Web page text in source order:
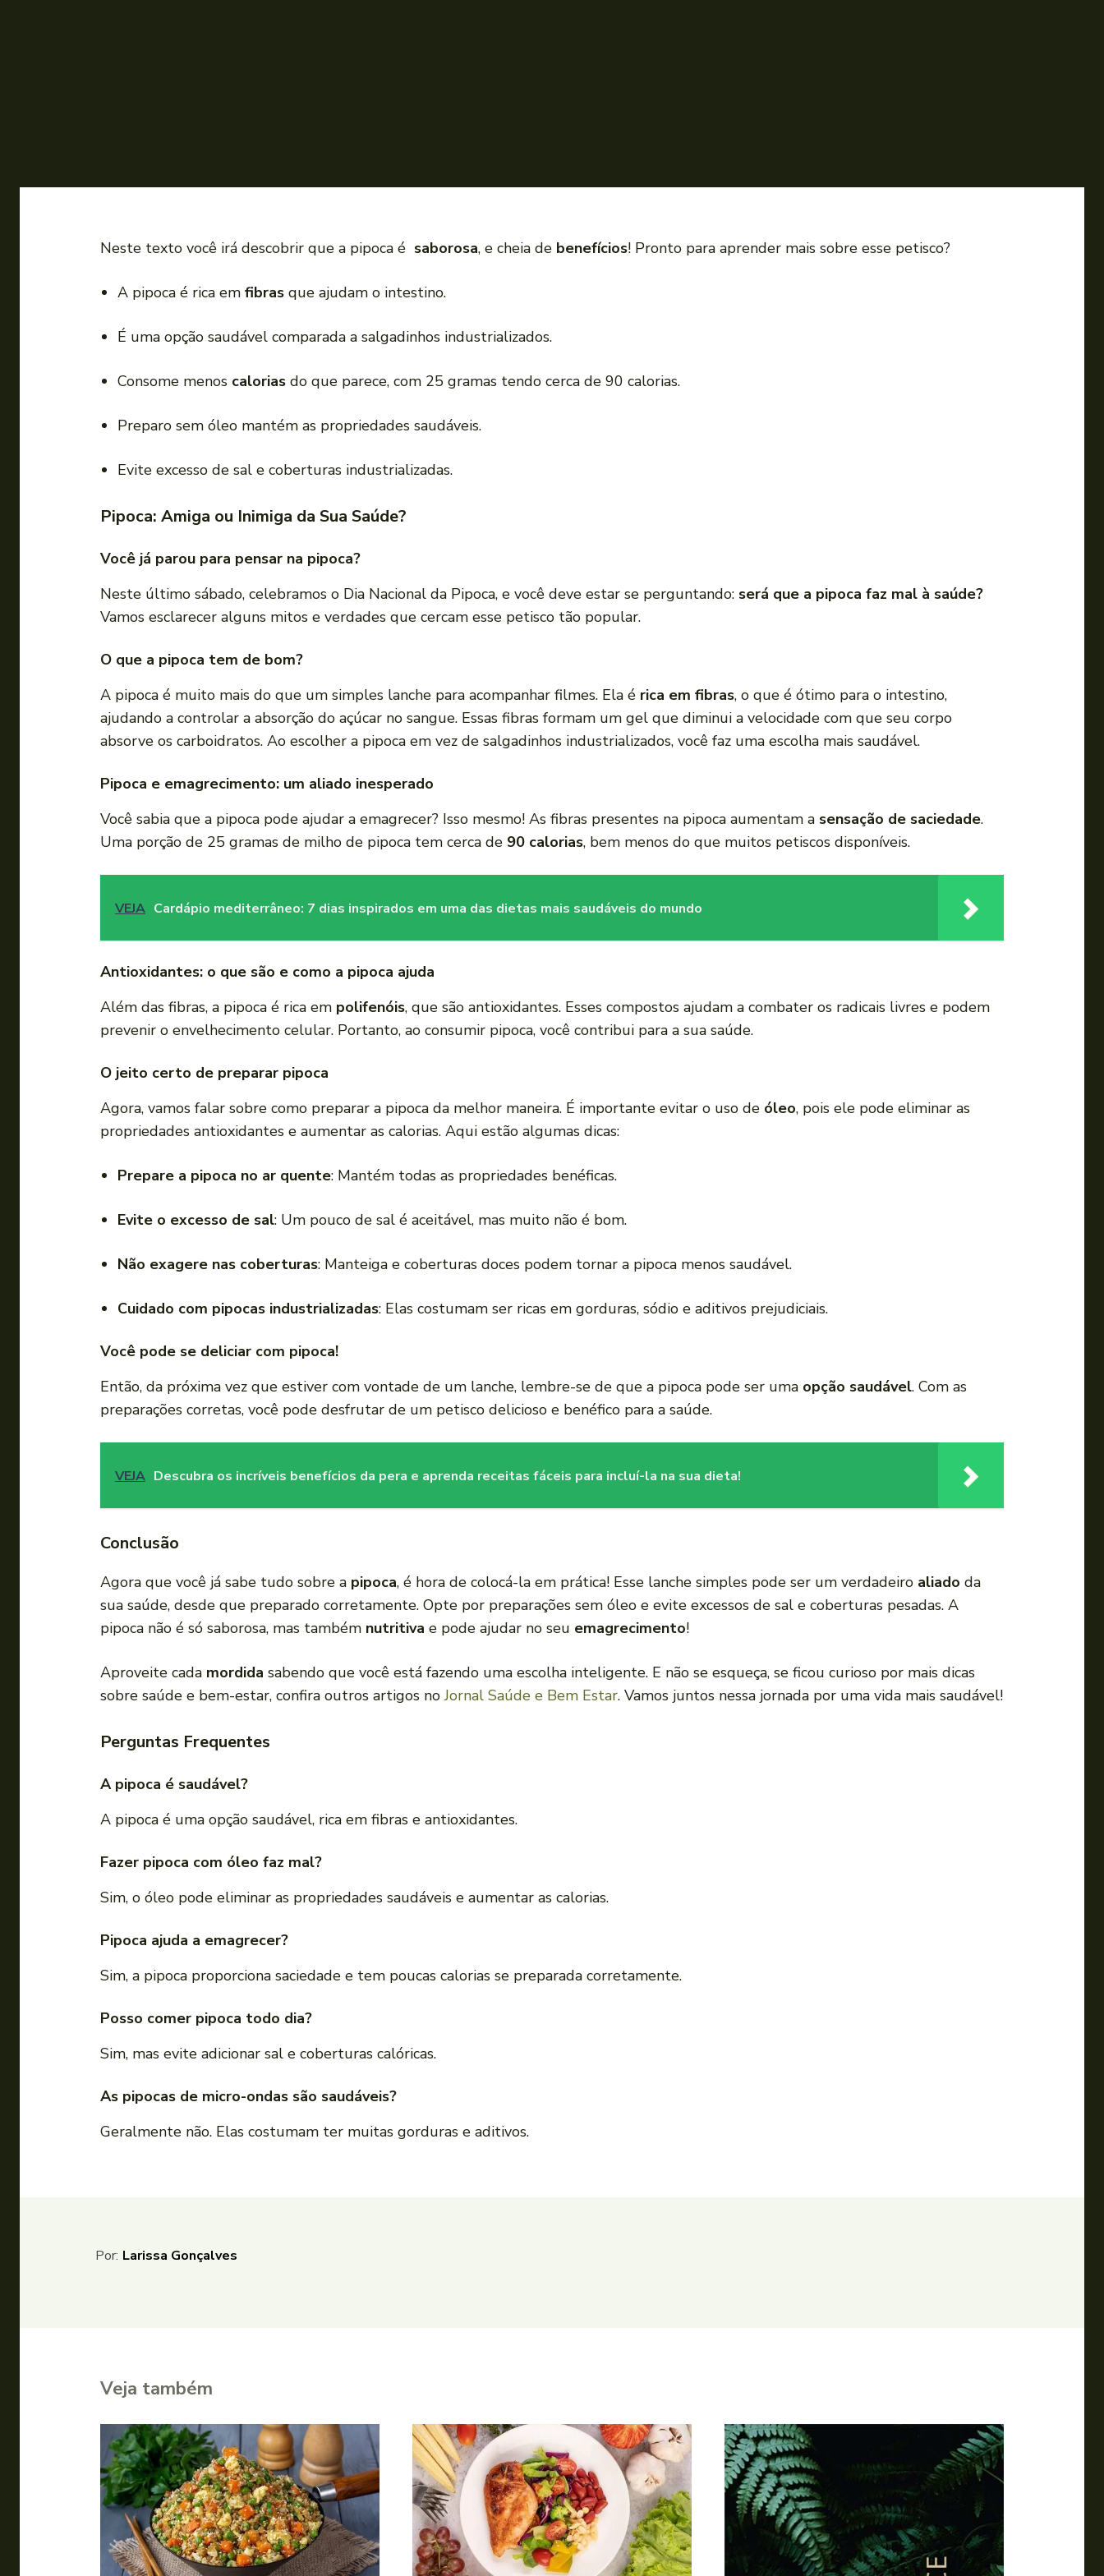
Neste texto você irá descobrir que a pipoca é saborosa, e cheia de benefícios! Pronto para aprender mais sobre esse petisco?
A pipoca é rica em fibras que ajudam o intestino.
É uma opção saudável comparada a salgadinhos industrializados.
Consome menos calorias do que parece, com 25 gramas tendo cerca de 90 calorias.
Preparo sem óleo mantém as propriedades saudáveis.
Evite excesso de sal e coberturas industrializadas.
Pipoca: Amiga ou Inimiga da Sua Saúde?
Você já parou para pensar na pipoca?
Neste último sábado, celebramos o Dia Nacional da Pipoca, e você deve estar se perguntando: será que a pipoca faz mal à saúde?
Vamos esclarecer alguns mitos e verdades que cercam esse petisco tão popular.
O que a pipoca tem de bom?
A pipoca é muito mais do que um simples lanche para acompanhar filmes. Ela é rica em fibras, o que é ótimo para o intestino,
ajudando a controlar a absorção do açúcar no sangue. Essas fibras formam um gel que diminui a velocidade com que seu corpo
absorve os carboidratos. Ao escolher a pipoca em vez de salgadinhos industrializados, você faz uma escolha mais saudável.
Pipoca e emagrecimento: um aliado inesperado
Você sabia que a pipoca pode ajudar a emagrecer? Isso mesmo! As fibras presentes na pipoca aumentam a sensação de saciedade.
Uma porção de 25 gramas de milho de pipoca tem cerca de 90 calorias, bem menos do que muitos petiscos disponíveis.
VEJA Cardápio mediterrâneo: 7 dias inspirados em uma das dietas mais saudáveis do mundo
Antioxidantes: o que são e como a pipoca ajuda
Além das fibras, a pipoca é rica em polifenóis, que são antioxidantes. Esses compostos ajudam a combater os radicais livres e podem
prevenir o envelhecimento celular. Portanto, ao consumir pipoca, você contribui para a sua saúde.
O jeito certo de preparar pipoca
Agora, vamos falar sobre como preparar a pipoca da melhor maneira. É importante evitar o uso de óleo, pois ele pode eliminar as
propriedades antioxidantes e aumentar as calorias. Aqui estão algumas dicas:
Prepare a pipoca no ar quente: Mantém todas as propriedades benéficas.
Evite o excesso de sal: Um pouco de sal é aceitável, mas muito não é bom.
Não exagere nas coberturas: Manteiga e coberturas doces podem tornar a pipoca menos saudável.
Cuidado com pipocas industrializadas: Elas costumam ser ricas em gorduras, sódio e aditivos prejudiciais.
Você pode se deliciar com pipoca!
Então, da próxima vez que estiver com vontade de um lanche, lembre-se de que a pipoca pode ser uma opção saudável. Com as
preparações corretas, você pode desfrutar de um petisco delicioso e benéfico para a saúde.
VEJA Descubra os incríveis benefícios da pera e aprenda receitas fáceis para incluí-la na sua dieta!
Conclusão
Agora que você já sabe tudo sobre a pipoca, é hora de colocá-la em prática! Esse lanche simples pode ser um verdadeiro aliado da
sua saúde, desde que preparado corretamente. Opte por preparações sem óleo e evite excessos de sal e coberturas pesadas. A
pipoca não é só saborosa, mas também nutritiva e pode ajudar no seu emagrecimento!
Aproveite cada mordida sabendo que você está fazendo uma escolha inteligente. E não se esqueça, se ficou curioso por mais dicas
sobre saúde e bem-estar, confira outros artigos noJornal Saúde e Bem Estar. Vamos juntos nessa jornada por uma vida mais saudável!
Perguntas Frequentes
A pipoca é saudável?
A pipoca é uma opção saudável, rica em fibras e antioxidantes.
Fazer pipoca com óleo faz mal?
Sim, o óleo pode eliminar as propriedades saudáveis e aumentar as calorias.
Pipoca ajuda a emagrecer?
Sim, a pipoca proporciona saciedade e tem poucas calorias se preparada corretamente.
Posso comer pipoca todo dia?
Sim, mas evite adicionar sal e coberturas calóricas.
As pipocas de micro-ondas são saudáveis?
Geralmente não. Elas costumam ter muitas gorduras e aditivos.
Por: Larissa Gonçalves
Veja também